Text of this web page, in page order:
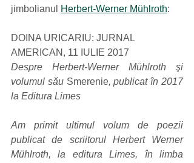
jimbolianul
Herbert-Werner Mühlroth:
DOINA URICARIU: JURNAL
AMERICAN, 11 IULIE 2017
Despre Herbert-Werner Mühlroth şi
volumul său Smerenie, publicat în 2017
la Editura Limes
Am primit ultimul volum de poezii
publicat de scriitorul Herbert Werner
Mühlroth, la editura Limes, în limba